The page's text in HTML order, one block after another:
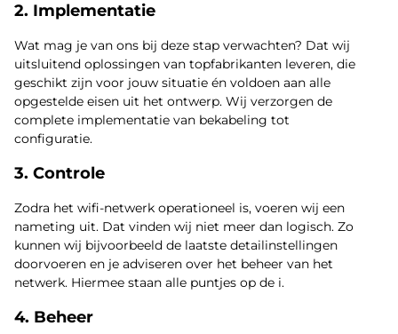
2. Implementatie
Wat mag je van ons bij deze stap verwachten? Dat wij
uitsluitend oplossingen van topfabrikanten leveren, die
geschikt zijn voor jouw situatie én voldoen aan alle
opgestelde eisen uit het ontwerp. Wij verzorgen de
complete implementatie van bekabeling tot
configuratie.
3. Controle
Zodra het wifi-netwerk operationeel is, voeren wij een
nameting uit. Dat vinden wij niet meer dan logisch. Zo
kunnen wij bijvoorbeeld de laatste detailinstellingen
doorvoeren en je adviseren over het beheer van het
netwerk. Hiermee staan alle puntjes op de i.
4. Beheer